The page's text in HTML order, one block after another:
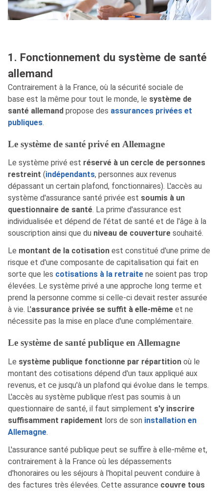
1. Fonctionnement du système de santé
allemand
Contrairement à la France, où la sécurité sociale de
base est la même pour tout le monde, le système de
santé allemand propose des assurances privées et
publiques.
Le système de santé privé en Allemagne
Le système privé est réservé à un cercle de personnes
restreint (indépendants, personnes aux revenus
dépassant un certain plafond, fonctionnaires). L'accès au
système d'assurance santé privée est soumis à un
questionnaire de santé. La prime d'assurance est
individualisée et dépend de l'état de santé et de l'âge à la
souscription ainsi que du niveau de couverture souhaité.
Le montant de la cotisation est constitué d'une prime de
risque et d'une composante de capitalisation qui fait en
sorte que les cotisations à la retraite ne soient pas trop
élevées. Le système privé a une approche long terme et
prend la personne comme si celle-ci devait rester assurée
à vie. L'assurance privée se suffit à elle-même et ne
nécessite pas la mise en place d'une complémentaire.
Le système de santé publique en Allemagne
Le système publique fonctionne par répartition où le
montant des cotisations dépend d'un taux appliqué aux
revenus, et ce jusqu'à un plafond qui évolue dans le temps.
L'accès au système publique n'est pas soumis à un
questionnaire de santé, il faut simplement s'y inscrire
suffisamment rapidement lors de son installation en
Allemagne.
L'assurance santé publique peut se suffire à elle-même et,
contrairement à la France où les dépassements
d'honoraires ou les séjours à l'hopital peuvent conduire à
des factures très élevées. Cette assurance couvre tous